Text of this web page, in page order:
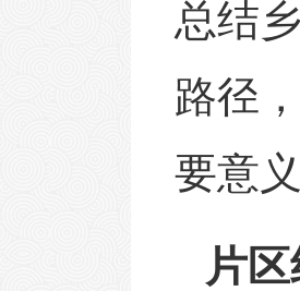
总结
路径
要意义
片